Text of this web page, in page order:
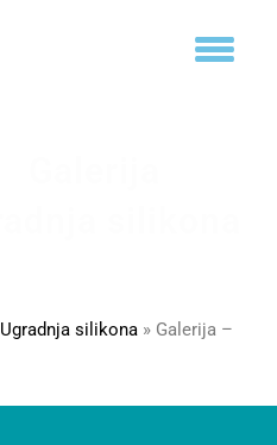
Ugradnja silikona » Galerija –